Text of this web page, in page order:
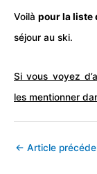
Voilàpour la liste
séjour au ski.
Si vous voyez
les mentionner
← Article